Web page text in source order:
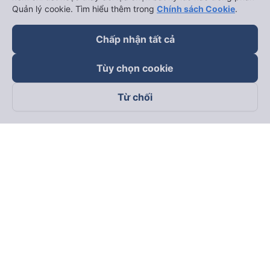
Theo dõi chúng tôi trên
Quản lý cookie. Tìm hiểu thêm trong Chính sách Cookie.
Chấp nhận tất cả
Tùy chọn cookie
Từ chối